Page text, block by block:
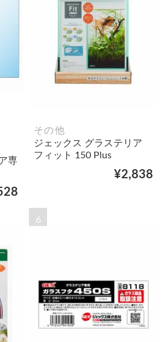
専
その他
ジェックス グラステリア
フィット 150 Plus
¥2,838
6